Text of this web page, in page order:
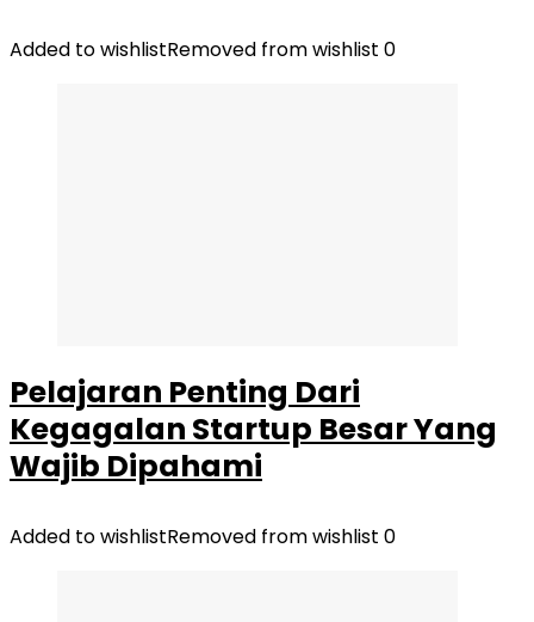
Added to wishlistRemoved from wishlist 0
Pelajaran Penting Dari
Kegagalan Startup Besar Yang
Wajib Dipahami
Added to wishlistRemoved from wishlist 0